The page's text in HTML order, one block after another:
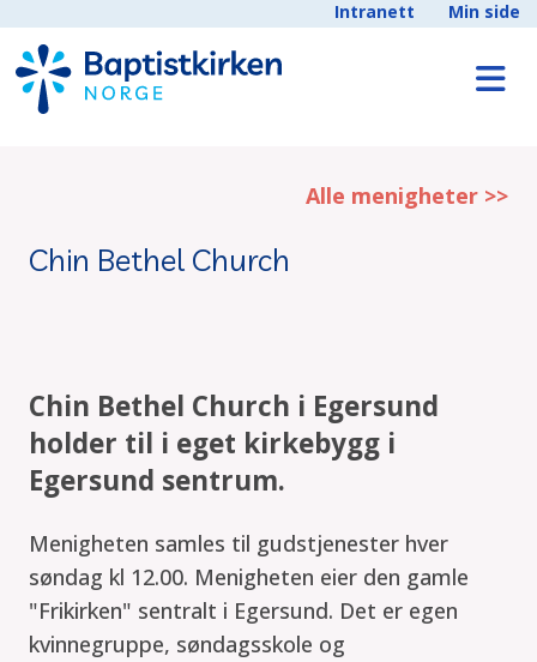
Intranett Min side
Alle menigheter >>
Chin Bethel Church
Chin Bethel Church i Egersund
holder til i eget kirkebygg i
Egersund sentrum.
Menigheten samles til gudstjenester hver
søndag kl 12.00. Menigheten eier den gamle
"Frikirken" sentralt i Egersund. Det er egen
kvinnegruppe, søndagsskole og